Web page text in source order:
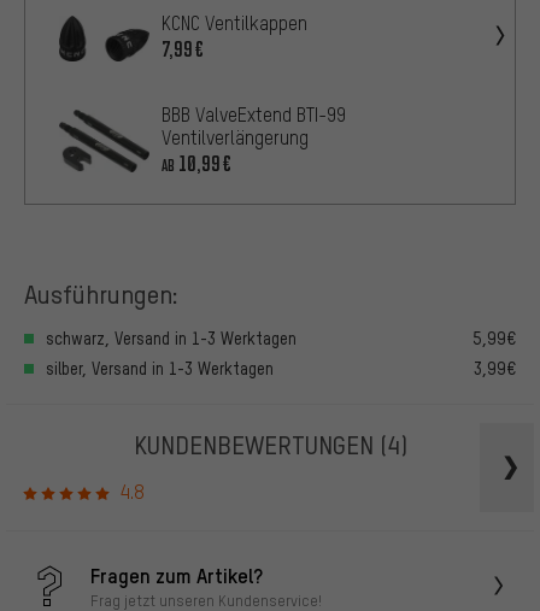
KCNC Ventilkappen
7,99€
BBB ValveExtend BTI-99
Ventilverlängerung
AB 10,99€
Ausführungen:
schwarz, Versand in 1-3 Werktagen
5,99€
silber, Versand in 1-3 Werktagen
3,99€
KUNDENBEWERTUNGEN (4)
4.8
Fragen zum Artikel?
Frag jetzt unseren Kundenservice!